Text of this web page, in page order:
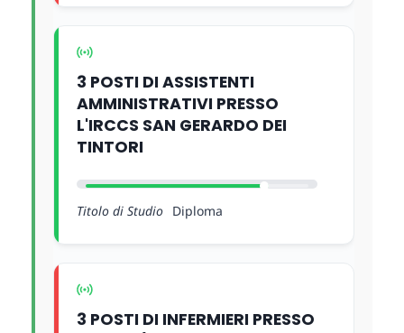
3 POSTI DI ASSISTENTI
AMMINISTRATIVI PRESSO
L'IRCCS SAN GERARDO DEI
TINTORI
Titolo di Studio Diploma
3 POSTI DI INFERMIERI PRESSO